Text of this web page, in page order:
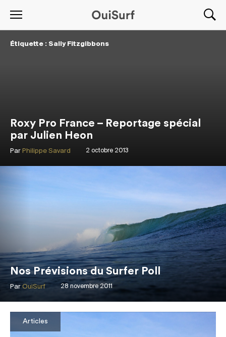
Étiquette : Sally Fitzgibbons
Roxy Pro France – Reportage spécial
par Julien Heon
2 octobre 2013
Par Philippe Savard
Nos Prévisions du Surfer Poll
28 novembre 2011
Par OuiSurf
Articles